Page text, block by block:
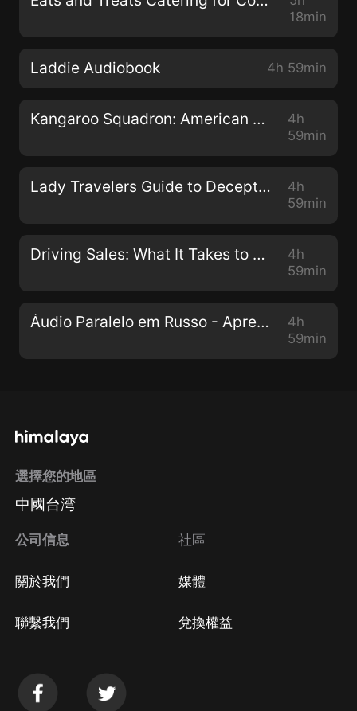
18min
Laddie Audiobook 4h 59min
Kangaroo Squadron: American Courage in the Darkest Days of World War II Audiobook
4h
59min
Lady Travelers Guide to Deception with an Unlikely Earl: Lady Travelers Society Audiobook
4h
59min
Driving Sales: What It Takes to Sell 1000+ Cars Per Month Audiobook
4h
59min
Áudio Paralelo em Russo - Aprender Russo com 501 Frases em Áudio Paralelo - Volume 1 Audiobook
4h
59min
選擇您的地區
中國台湾
公司信息
關於我們
聯繫我們
社區
媒體
兌換權益